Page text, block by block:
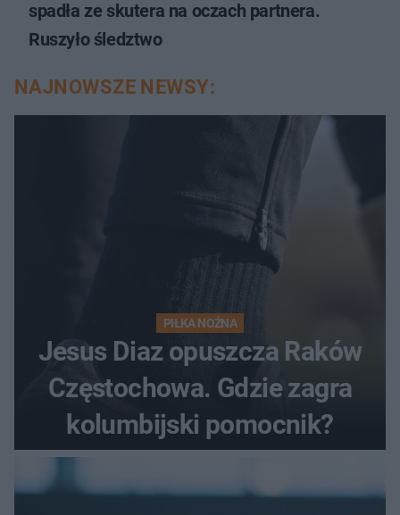
spadła ze skutera na oczach partnera.
Ruszyło śledztwo
NAJNOWSZE NEWSY:
PIŁKA NOŻNA
Jesus Diaz opuszcza Raków
Częstochowa. Gdzie zagra
kolumbijski pomocnik?